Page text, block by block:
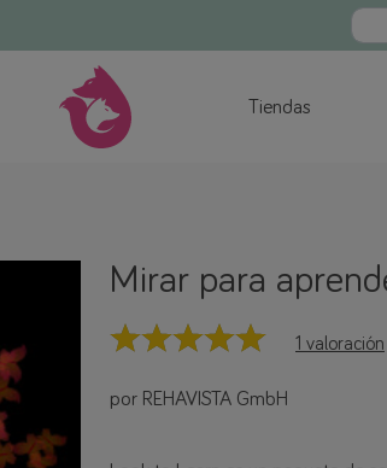
Tiendas
Mirar para
1 valoración
por REHAVISTA GmbH